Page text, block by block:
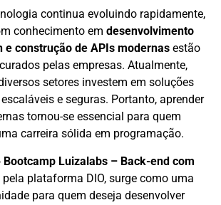
continua evoluindo rapidamente,
conhecimento em desenvolvimento
e construção de APIs modernas estão
pelas empresas. Atualmente,
setores investem em soluções
e seguras. Portanto, aprender
tornou-se essencial para quem
carreira sólida em programação.
Bootcamp Luizalabs – Back-end com
pela plataforma DIO, surge como uma
para quem deseja desenvolver